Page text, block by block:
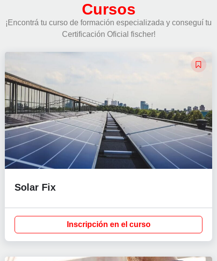
Cursos
¡Encontrá tu curso de formación especializada y conseguí tu
Certificación Oficial fischer!
Solar Fix
Inscripción en el curso